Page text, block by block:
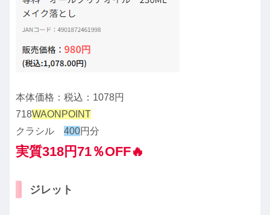
本体価格：税込：1078円
718WAONPOINT
クラシル 400円分
実質318円71％OFF🔥
ジレット